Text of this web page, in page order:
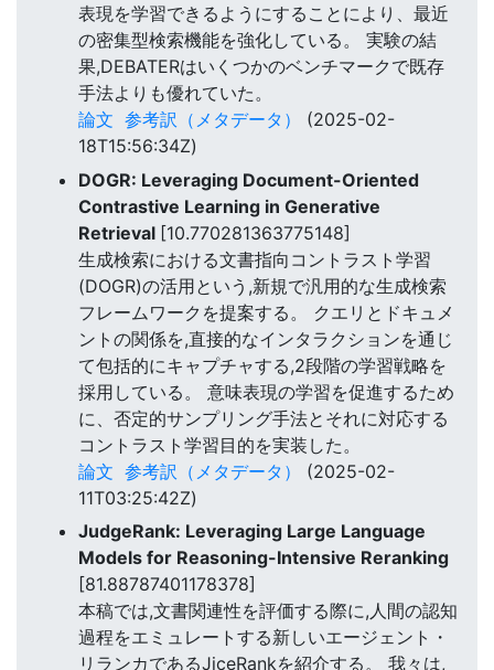
表現を学習できるようにすることにより、最近
の密集型検索機能を強化している。 実験の結
果,DEBATERはいくつかのベンチマークで既存
手法よりも優れていた。
論文 参考訳（メタデータ）
(2025-02-
18T15:56:34Z)
DOGR: Leveraging Document-Oriented
Contrastive Learning in Generative
Retrieval [10.770281363775148]
生成検索における文書指向コントラスト学習
(DOGR)の活用という,新規で汎用的な生成検索
フレームワークを提案する。 クエリとドキュメ
ントの関係を,直接的なインタラクションを通じ
て包括的にキャプチャする,2段階の学習戦略を
採用している。 意味表現の学習を促進するため
に、否定的サンプリング手法とそれに対応する
コントラスト学習目的を実装した。
論文 参考訳（メタデータ）
(2025-02-
11T03:25:42Z)
JudgeRank: Leveraging Large Language
Models for Reasoning-Intensive Reranking
[81.88787401178378]
本稿では,文書関連性を評価する際に,人間の認知
過程をエミュレートする新しいエージェント・
リランカであるJiceRankを紹介する。 我々は,